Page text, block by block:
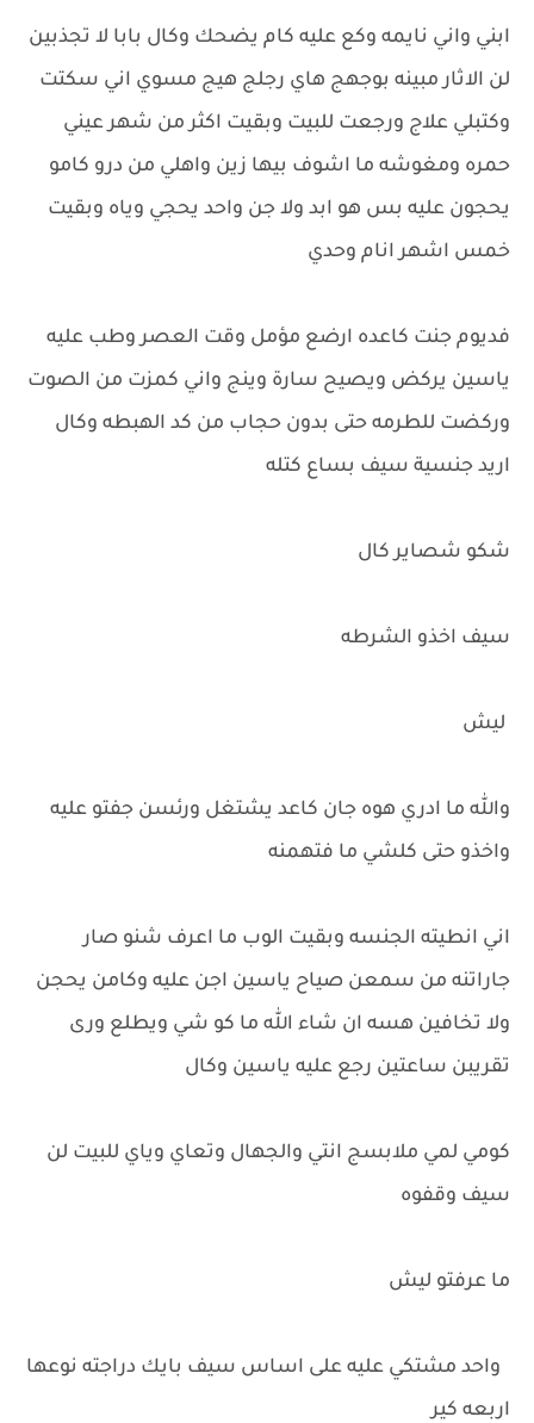
ابني واني نايمه وكع عليه كام يضحك وكال بابا لا تجذبين
لن الاثار مبينه بوجهج هاي رجلج هيج مسوي اني سكتت
وكتبلي علاج ورجعت للبيت وبقيت اكثر من شهر عيني
حمره ومغوشه ما اشوف بيها زين واهلي من درو كامو
يحجون عليه بس هو ابد ولا جن واحد يحجي وياه وبقيت
خمس اشهر انام وحدي
فديوم جنت كاعده ارضع مؤمل وقت العصر وطب عليه
ياسين يركض ويصيح سارة وينج واني كمزت من الصوت
وركضت للطرمه حتى بدون حجاب من كد الهبطه وكال
اريد جنسية سيف بساع كتله
شكو شصاير كال
سيف اخذو الشرطه
ليش
والله ما ادري هوه جان كاعد يشتغل ورئسن جفتو عليه
واخذو حتى كلشي ما فتهمنه
اني انطيته الجنسه وبقيت الوب ما اعرف شنو صار
جاراتنه من سمعن صياح ياسين اجن عليه وكامن يحجن
ولا تخافين هسه ان شاء الله ما كو شي ويطلع ورى
تقريبن ساعتين رجع عليه ياسين وكال
كومي لمي ملابسج انتي والجهال وتعاي وياي للبيت لن
سيف وقفوه
ما عرفتو ليش
واحد مشتكي عليه على اساس سيف بايك دراجته نوعها
اربعه كير